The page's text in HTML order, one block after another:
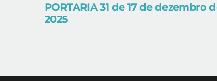
PORTARIA 31 de 17 de dezembro
2025